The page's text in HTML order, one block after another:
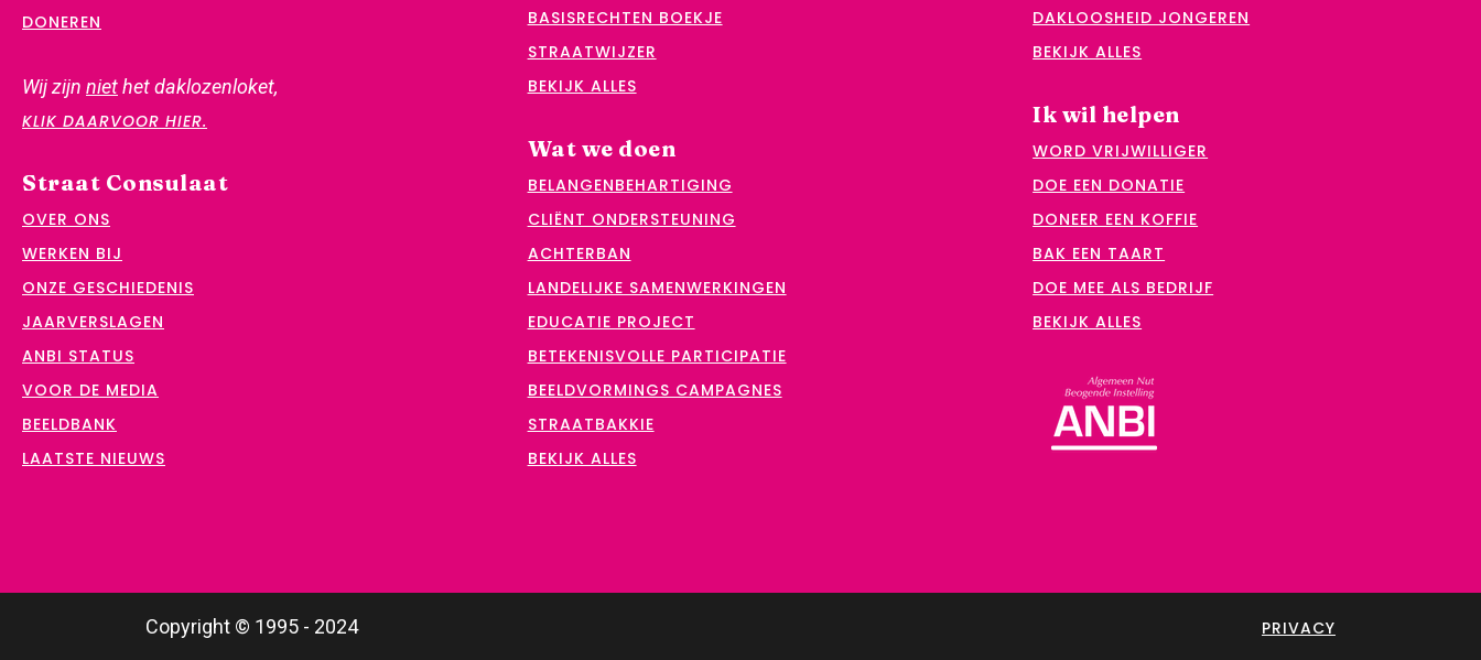
DONEREN
Wij zijn niethet daklozenloket,
KLIK DAARVOOR HIER.
Straat Consulaat
OVER ONS
WERKEN BIJ
ONZE GESCHIEDENIS
JAARVERSLAGEN
ANBI STATUS
VOOR DE MEDIA
BEELDBANK
LAATSTE NIEUWS
BASISRECHTEN BOEKJE
STRAATWIJZER
BEKIJK ALLES
Wat we doen
BELANGENBEHARTIGING
CLIËNT ONDERSTEUNING
ACHTERBAN
LANDELIJKE SAMENWERKINGEN
EDUCATIE PROJECT
BETEKENISVOLLE PARTICIPATIE
BEELDVORMINGS CAMPAGNES
STRAATBAKKIE
BEKIJK ALLES
DAKLOOSHEID JONGEREN
BEKIJK ALLES
Ik wil helpen
WORD VRIJWILLIGER
DOE EEN DONATIE
DONEER EEN KOFFIE
BAK EEN TAART
DOE MEE ALS BEDRIJF
BEKIJK ALLES
Copyright © 1995 - 2024 PRIVACY